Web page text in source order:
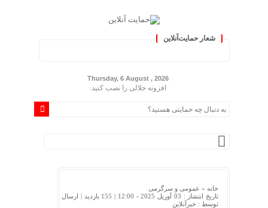
شعار حمایت‌آنلاین
Thursday, 6 August , 2026
افزونه جلالی را نصب کنید.
خانه » عمومی و سرگرمی
تاریخ انتشار : 03 آوریل 2025 - 12:00 |
155 بازدید
| ارسال
توسط : خبرآنلاین